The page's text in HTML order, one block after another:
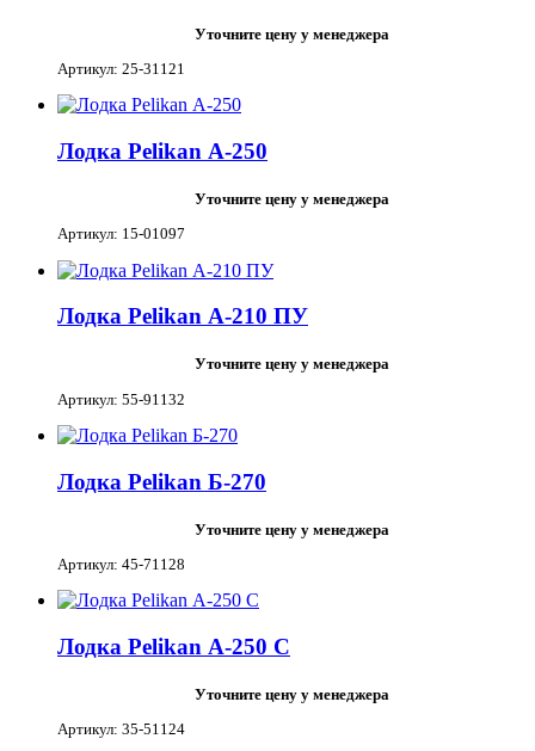
Уточните цену у менеджера
Артикул: 25-31121
Лодка Pelikan А-250
Уточните цену у менеджера
Артикул: 15-01097
Лодка Pelikan А-210 ПУ
Уточните цену у менеджера
Артикул: 55-91132
Лодка Pelikan Б-270
Уточните цену у менеджера
Артикул: 45-71128
Лодка Pelikan А-250 С
Уточните цену у менеджера
Артикул: 35-51124